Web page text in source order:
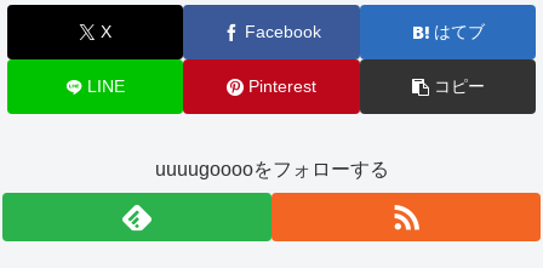
X Facebook はてブ
LINE Pinterest コピー
uuuugooooをフォローする